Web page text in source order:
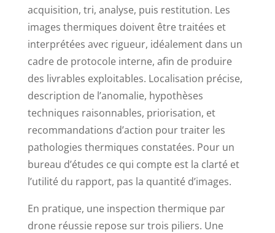
acquisition, tri, analyse, puis restitution. Les
images thermiques doivent être traitées et
interprétées avec rigueur, idéalement dans un
cadre de protocole interne, afin de produire
des livrables exploitables. Localisation précise,
description de l’anomalie, hypothèses
techniques raisonnables, priorisation, et
recommandations d’action pour traiter les
pathologies thermiques constatées. Pour un
bureau d’études ce qui compte est la clarté et
l’utilité du rapport, pas la quantité d’images.
En pratique, une inspection thermique par
drone réussie repose sur trois piliers. Une